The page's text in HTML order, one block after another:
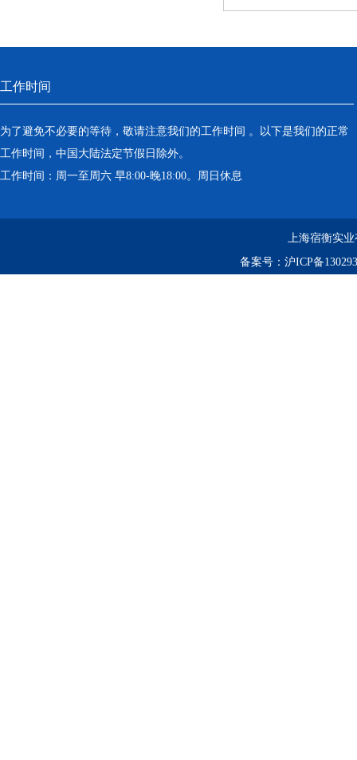
工作时间
为了避免不必要的等待，敬请注意我们的工作时间 。以下是我们的正常
工作时间，中国大陆法定节假日除外。
工作时间：周一至周六 早8:00-晚18:00。周日休息
上海宿衡实
备案号： 沪ICP备